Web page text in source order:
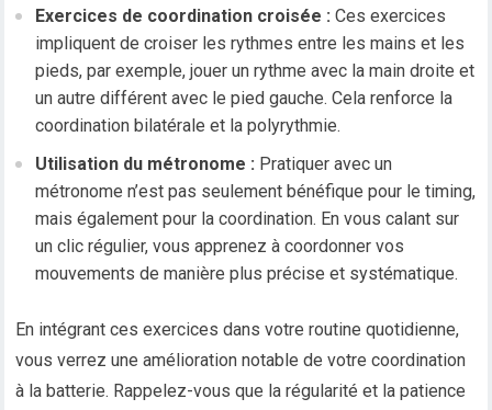
Exercices de coordination croisée : Ces exercices
impliquent de croiser les rythmes entre les mains et les
pieds, par exemple, jouer un rythme avec la main droite et
un autre différent avec le pied gauche. Cela renforce la
coordination bilatérale et la polyrythmie.
Utilisation du métronome : Pratiquer avec un
métronome n’est pas seulement bénéfique pour le timing,
mais également pour la coordination. En vous calant sur
un clic régulier, vous apprenez à coordonner vos
mouvements de manière plus précise et systématique.
En intégrant ces exercices dans votre routine quotidienne,
vous verrez une amélioration notable de votre coordination
à la batterie. Rappelez-vous que la régularité et la patience